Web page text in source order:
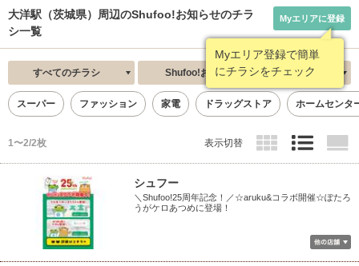
大洋駅（茨城県）周辺のShufoo!お知らせのチラ
シ一覧
Myエリア登録で簡単
にチラシをチェック
Myエリアに登録
すべてのチラシ Shufoo!お知らせ 新着順
スーパー ファッション 家電 ドラッグストア ホームセンタ
1〜2/2枚 表示切替
シュフー
＼Shufoo!25周年記念！／☆aruku&コラボ開催☆ぽたろ
うがケロあつめに登場！